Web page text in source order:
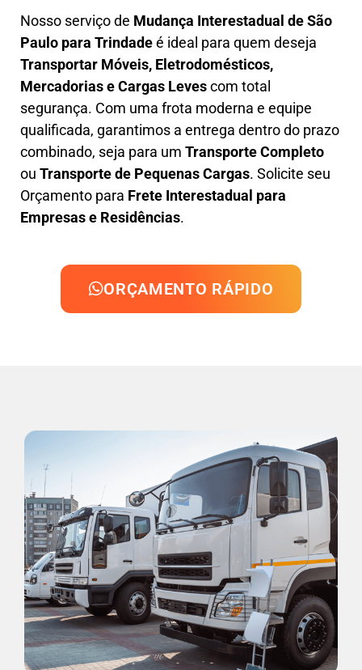
Nosso serviço de Mudança Interestadual de São
Paulo para Trindadeé ideal para quem deseja
Transportar Móveis, Eletrodomésticos,
Mercadorias e Cargas Levescom total
segurança. Com uma frota moderna e equipe
qualificada, garantimos a entrega dentro do prazo
combinado, seja para um Transporte Completo
ou Transporte de Pequenas Cargas. Solicite seu
Orçamento para Frete Interestadual para
Empresas e Residências.
ORÇAMENTO RÁPIDO